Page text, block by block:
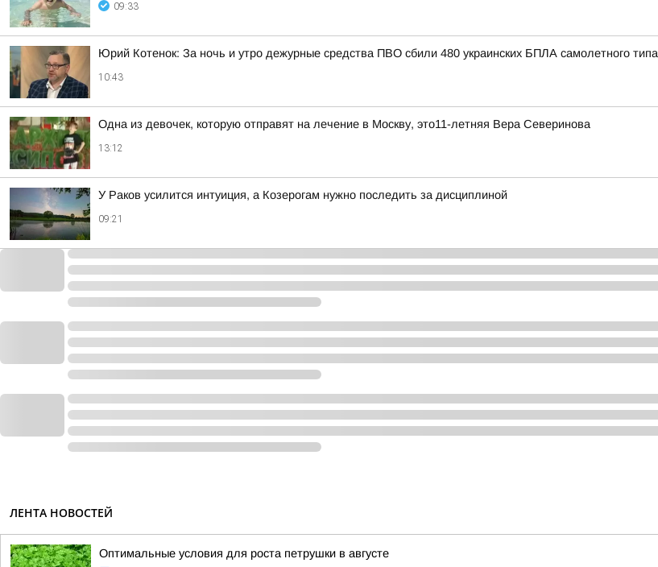
09:33
Юрий Котенок: За ночь и утро дежурные средства ПВО сбили 480 украинских БПЛА самолетного типа
10:43
Одна из девочек, которую отправят на лечение в Москву, это11-летняя Вера Северинова
13:12
У Раков усилится интуиция, а Козерогам нужно последить за дисциплиной
09:21
ЛЕНТА НОВОСТЕЙ
Оптимальные условия для роста петрушки в августе